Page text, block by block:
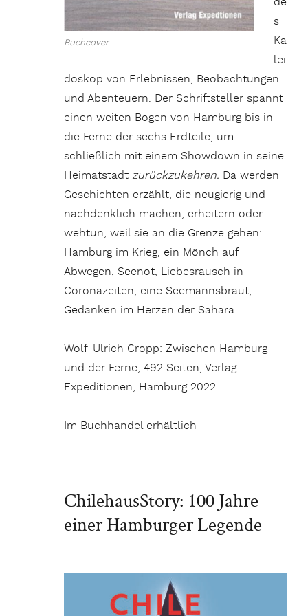
Buchcover
s
Ka
lei
doskop von Erlebnissen, Beobachtungen
und Abenteuern. Der Schriftsteller spannt
einen weiten Bogen von Hamburg bis in
die Ferne der sechs Erdteile, um
schließlich mit einem Showdown in seine
Heimatstadt zurückzukehren. Da werden
Geschichten erzählt, die neugierig und
nachdenklich machen, erheitern oder
wehtun, weil sie an die Grenze gehen:
Hamburg im Krieg, ein Mönch auf
Abwegen, Seenot, Liebesrausch in
Coronazeiten, eine Seemannsbraut,
Gedanken im Herzen der Sahara …
Wolf-Ulrich Cropp: Zwischen Hamburg
und der Ferne, 492 Seiten, Verlag
Expeditionen, Hamburg 2022
Im Buchhandel erhältlich
ChilehausStory: 100 Jahre
einer Hamburger Legende